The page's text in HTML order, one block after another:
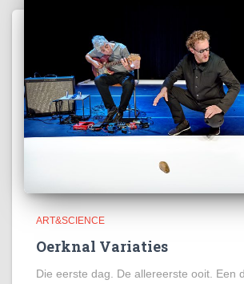
ART&SCIENCE
Oerknal Variaties
Die eerste dag. De allereerste ooit. Een